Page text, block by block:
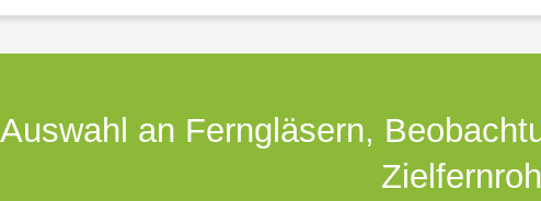
an Ferngläsern,